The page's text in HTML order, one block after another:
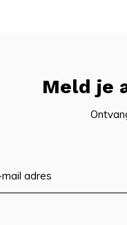
Meld je